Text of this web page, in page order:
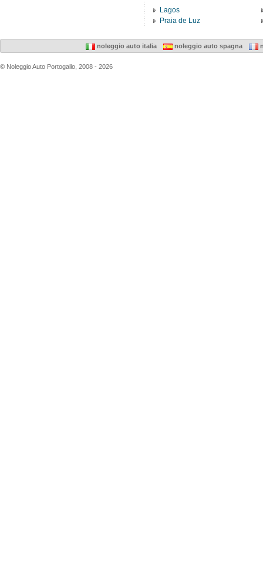
Lagos
Praia de Luz
noleggio auto italia noleggio auto spagna
© Noleggio Auto Portogallo, 2008 - 2026